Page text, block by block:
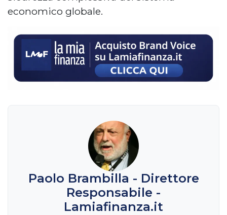
economico globale.
Paolo Brambilla - Direttore
Responsabile -
Lamiafinanza.it